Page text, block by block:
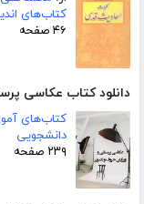
کتاب‌های
۴۶ صفحه
دانلود کتاب عکاسی
کتاب‌های
دانشجویی
۲۳۹ صفحه